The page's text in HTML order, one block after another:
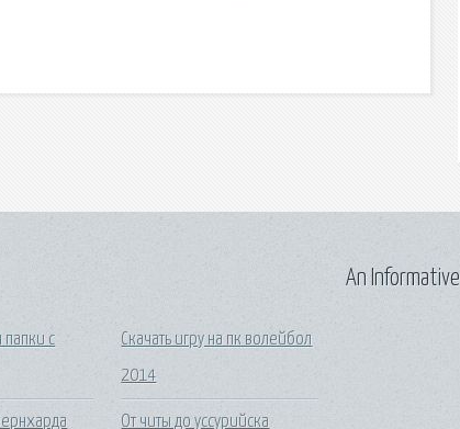
с
Скачать игру на пк волейбол
2014
От читы до уссурийска
An